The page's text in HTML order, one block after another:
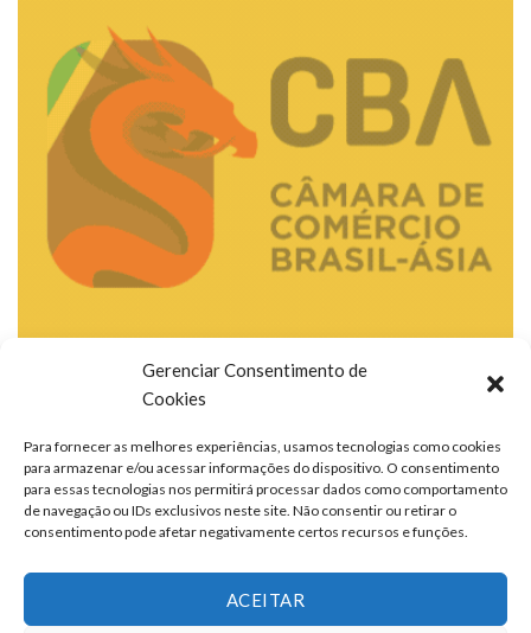
Gerenciar Consentimento de
Cookies
Para fornecer as melhores experiências, usamos tecnologias como cookies
para armazenar e/ou acessar informações do dispositivo. O consentimento
para essas tecnologias nos permitirá processar dados como comportamento
de navegação ou IDs exclusivos neste site. Não consentir ou retirar o
consentimento pode afetar negativamente certos recursos e funções.
ACEITAR